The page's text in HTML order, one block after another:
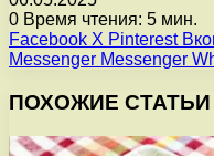
0 Время чтения: 5 мин.
Facebook X Pinterest
Messenger Messenger
ПОХОЖИЕ СТАТЬИ